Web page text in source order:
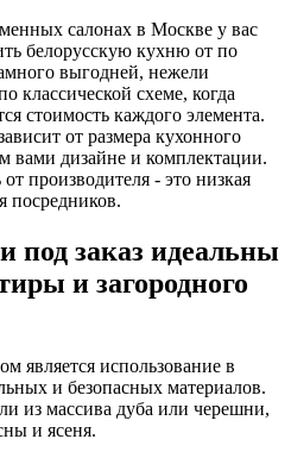
салонах в Москве у вас
белорусскую кухню от по
выгодней, нежели
классической схеме, когда
стоимость каждого элемента.
от размера кухонного
вами дизайне и комплектации.
производителя - это низкая
посредников.
под заказ идеальны
и загородного
является использование в
и безопасных материалов.
из массива дуба или черешни,
и ясеня.